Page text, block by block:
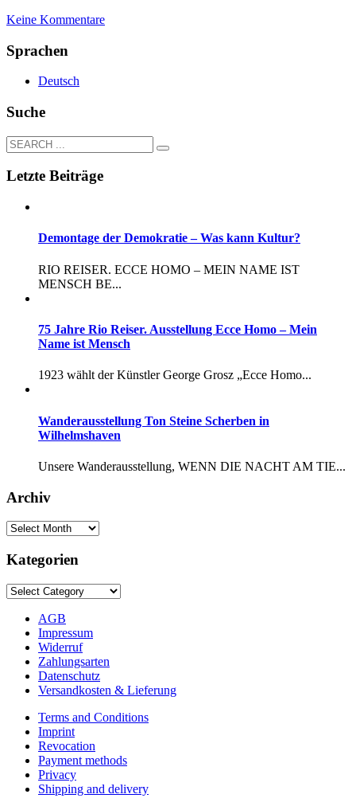
Keine Kommentare
Sprachen
Deutsch
Suche
Letzte Beiträge
Demontage der Demokratie – Was kann Kultur?
RIO REISER. ECCE HOMO – MEIN NAME IST
MENSCH BE...
75 Jahre Rio Reiser. Ausstellung Ecce Homo – Mein
Name ist Mensch
1923 wählt der Künstler George Grosz „Ecce Homo...
Wanderausstellung Ton Steine Scherben in
Wilhelmshaven
Unsere Wanderausstellung, WENN DIE NACHT AM TIE...
Archiv
Kategorien
AGB
Impressum
Widerruf
Zahlungsarten
Datenschutz
Versandkosten & Lieferung
Terms and Conditions
Imprint
Revocation
Payment methods
Privacy
Shipping and delivery